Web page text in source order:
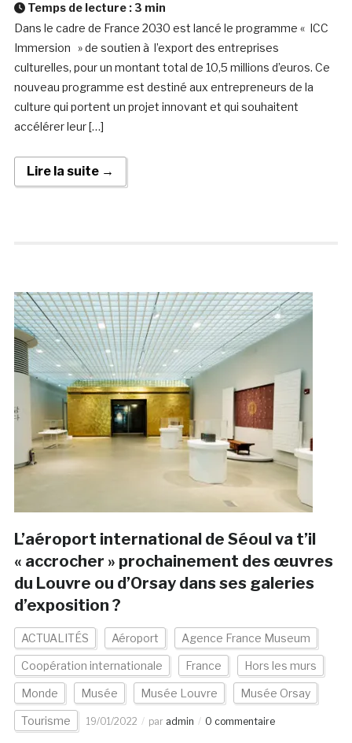
Temps de lecture : 3 min
Dans le cadre de France 2030 est lancé le programme « ICC
Immersion » de soutien à l’export des entreprises
culturelles, pour un montant total de 10,5 millions d’euros. Ce
nouveau programme est destiné aux entrepreneurs de la
culture qui portent un projet innovant et qui souhaitent
accélérer leur […]
Lire la suite →
L’aéroport international de Séoul va t’il
« accrocher » prochainement des œuvres
du Louvre ou d’Orsay dans ses galeries
d’exposition ?
ACTUALITÉS Aéroport Agence France Museum
Coopération internationale France Hors les murs
Monde Musée Musée Louvre Musée Orsay
Tourisme 19/01/2022 par admin 0 commentaire